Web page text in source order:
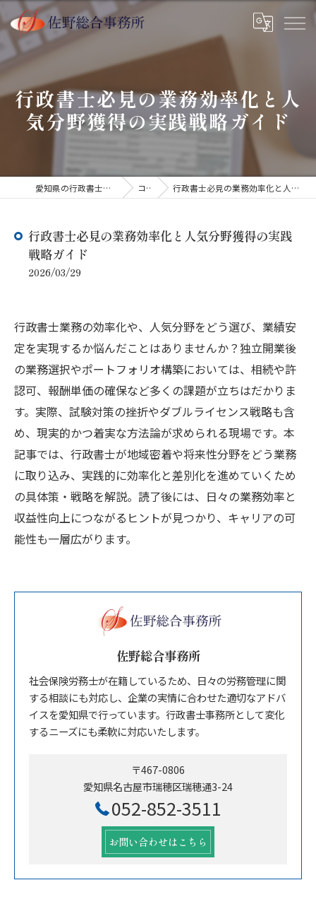
行政書士必見の業務効率化と人
気分野獲得の実践戦略ガイド
愛知県の行政書士なら佐野総合事務所 コラム 行政書士必見の業務効率化と人気分野獲得の実践戦略ガイド
行政書士必見の業務効率化と人気分野獲得の実践
戦略ガイド
2026/03/29
行政書士業務の効率化や、人気分野をどう選び、業績安
定を実現するか悩んだことはありませんか？独立開業後
の業務選択やポートフォリオ構築においては、相続や許
認可、報酬単価の確保など多くの課題が立ちはだかりま
す。実際、試験対策の挫折やダブルライセンス戦略も含
め、現実的かつ着実な方法論が求められる現場です。本
記事では、行政書士が地域密着や将来性分野をどう業務
に取り込み、実践的に効率化と差別化を進めていくため
の具体策・戦略を解説。読了後には、日々の業務効率と
収益性向上につながるヒントが見つかり、キャリアの可
能性も一層広がります。
佐野総合事務所
社会保険労務士が在籍しているため、日々の労務管理に関
する相談にも対応し、企業の実情に合わせた適切なアドバ
イスを愛知県で行っています。行政書士事務所として変化
するニーズにも柔軟に対応いたします。
〒467-0806
愛知県名古屋市瑞穂区瑞穂通3-24
052-852-3511
お問い合わせはこちら